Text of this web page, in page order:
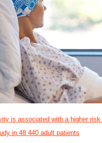
is associated with a higher
in 48 440 adult patients